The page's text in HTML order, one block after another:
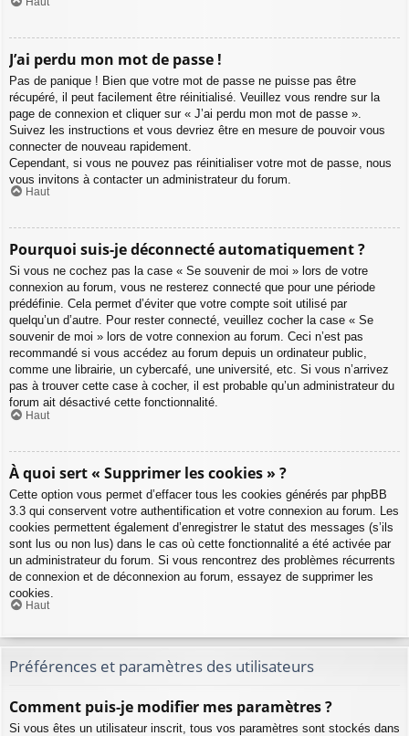
J’ai perdu mon mot de passe !
Pas de panique ! Bien que votre mot de passe ne puisse pas être
récupéré, il peut facilement être réinitialisé. Veuillez vous rendre sur la
page de connexion et cliquer sur « J’ai perdu mon mot de passe ».
Suivez les instructions et vous devriez être en mesure de pouvoir vous
connecter de nouveau rapidement.
Cependant, si vous ne pouvez pas réinitialiser votre mot de passe, nous
vous invitons à contacter un administrateur du forum.
Haut
Pourquoi suis-je déconnecté automatiquement ?
Si vous ne cochez pas la case « Se souvenir de moi » lors de votre
connexion au forum, vous ne resterez connecté que pour une période
prédéfinie. Cela permet d’éviter que votre compte soit utilisé par
quelqu’un d’autre. Pour rester connecté, veuillez cocher la case « Se
souvenir de moi » lors de votre connexion au forum. Ceci n’est pas
recommandé si vous accédez au forum depuis un ordinateur public,
comme une librairie, un cybercafé, une université, etc. Si vous n’arrivez
pas à trouver cette case à cocher, il est probable qu’un administrateur du
forum ait désactivé cette fonctionnalité.
Haut
À quoi sert « Supprimer les cookies » ?
Cette option vous permet d’effacer tous les cookies générés par phpBB
3.3 qui conservent votre authentification et votre connexion au forum. Les
cookies permettent également d’enregistrer le statut des messages (s’ils
sont lus ou non lus) dans le cas où cette fonctionnalité a été activée par
un administrateur du forum. Si vous rencontrez des problèmes récurrents
de connexion et de déconnexion au forum, essayez de supprimer les
cookies.
Haut
Préférences et paramètres des utilisateurs
Comment puis-je modifier mes paramètres ?
Si vous êtes un utilisateur inscrit, tous vos paramètres sont stockés dans